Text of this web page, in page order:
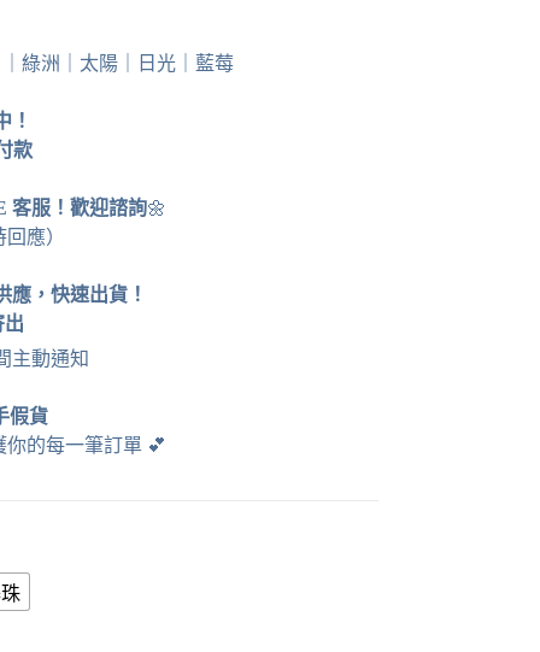
。
。
綠洲｜太陽｜日光｜藍莓
！
款
客服！歡迎諮詢🌼
應）
應，快速出貨！
出
主動通知
假貨
你的每一筆訂單 💕